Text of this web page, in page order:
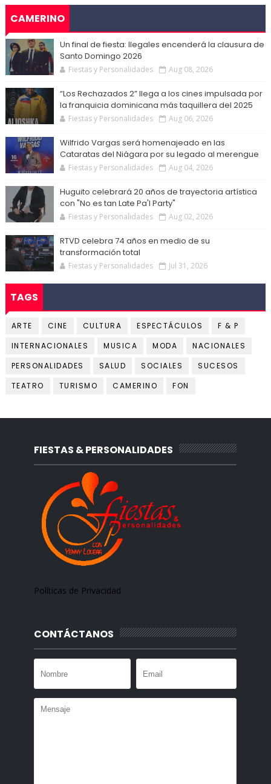
CAMERINO
Un final de fiesta: Ilegales encenderá la clausura de
Santo Domingo 2026
Fiestas y Personalidades Aug 08, 2026
“Los Rechazados 2” llega a los cines impulsada por
la franquicia dominicana más taquillera del 2025
Fiestas y Personalidades Aug 06, 2026
Wilfrido Vargas será homenajeado en las
Cataratas del Niágara por su legado al merengue
Fiestas y Personalidades Aug 04, 2026
Huguito celebrará 20 años de trayectoria artística
con "No es tan Late Pa'l Party"
Fiestas y Personalidades Aug 02, 2026
RTVD celebra 74 años en medio de su
transformación total
Fiestas y Personalidades Jul 31, 2026
TAGS
ARTE CINE CULTURA ESPECTÁCULOS
F & P
INTERNACIONALES
MUSICA MODA
NACIONALES
PERSONALIDADES
SALUD SOCIALES
SUCESOS
TEATRO
TURISMO CAMERINO FON
FIESTAS & PERSONALIDADES
Políticas de Privacidad
CONTÁCTANOS